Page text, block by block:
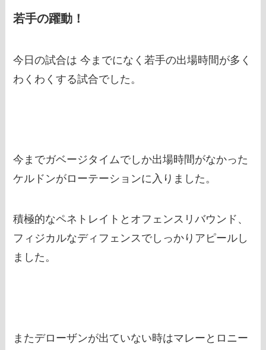
若手の躍動！
今日の試合は 今までになく若手の出場時間が多く
わくわくする試合でした。
今までガベージタイムでしか出場時間がなかった
ケルドンがローテーションに入りました。
積極的なペネトレイトとオフェンスリバウンド、
フィジカルなディフェンスでしっかりアピールし
ました。
またデローザンが出ていない時はマレーとロニー